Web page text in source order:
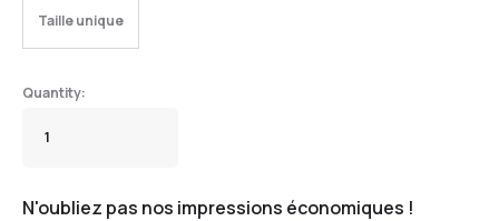
Taille unique
N'oubliez pas nos impressions économiques !